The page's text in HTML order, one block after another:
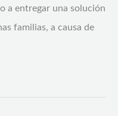
a entregar una solución
familias, a causa de